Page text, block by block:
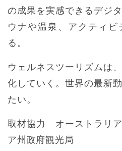
の成果を実感できるデジ
ウナや温泉、アクティビ
る。
ウェルネスツーリズムは
化していく。世界の最新
たい。
取材協力 オーストラリ
ア州政府観光局